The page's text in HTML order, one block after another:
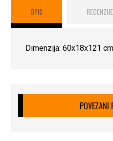
OPIS RECENZIJE
Dimenzija: 60x18x121 cm
POVEZANI